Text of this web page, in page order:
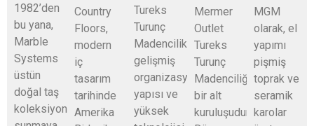
1982’den
bu yana,
Marble
Systems
üstün
doğal taş
koleksiyonları
Country
Floors,
modern
iç
tasarım
tarihinde
Amerika
Tureks
Turunç
Madencilik,
gelişmiş
organizasyon
yapısı ve
yüksek
Mermer
Outlet
Tureks
Turunç
Madenciliğin
bir alt
kuruluşudur.
MGM
olarak, el
yapımı
pişmiş
toprak ve
seramik
karolar